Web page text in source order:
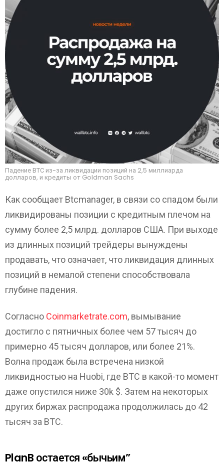
Падение ВТС из-за ликвидации позиций на 2,5 миллиарда
долларов, и кредиты от Goldman Sachs
Как сообщает Btcmanager, в связи со спадом были
ликвидированы позиции с кредитным плечом на
сумму более 2,5 млрд. долларов США. При выходе
из длинных позиций трейдеры вынуждены
продавать, что означает, что ликвидация длинных
позиций в немалой степени способствовала
глубине падения.
Согласно Coinmarketrate.com, вымывание
достигло с пятничных более чем 57 тысяч до
примерно 45 тысяч долларов, или более 21%.
Волна продаж была встречена низкой
ликвидностью на Huobi, где BTC в какой-то момент
даже опустился ниже 30k $. Затем на некоторых
других биржах распродажа продолжилась до 42
тысяч за BTC.
PlanB остается «бычьим”